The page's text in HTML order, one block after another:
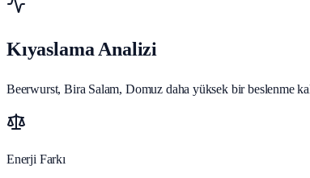
Kıyaslama Analizi
Beerwurst, Bira Salam, Domuz daha yüksek bir beslenme
Enerji Farkı